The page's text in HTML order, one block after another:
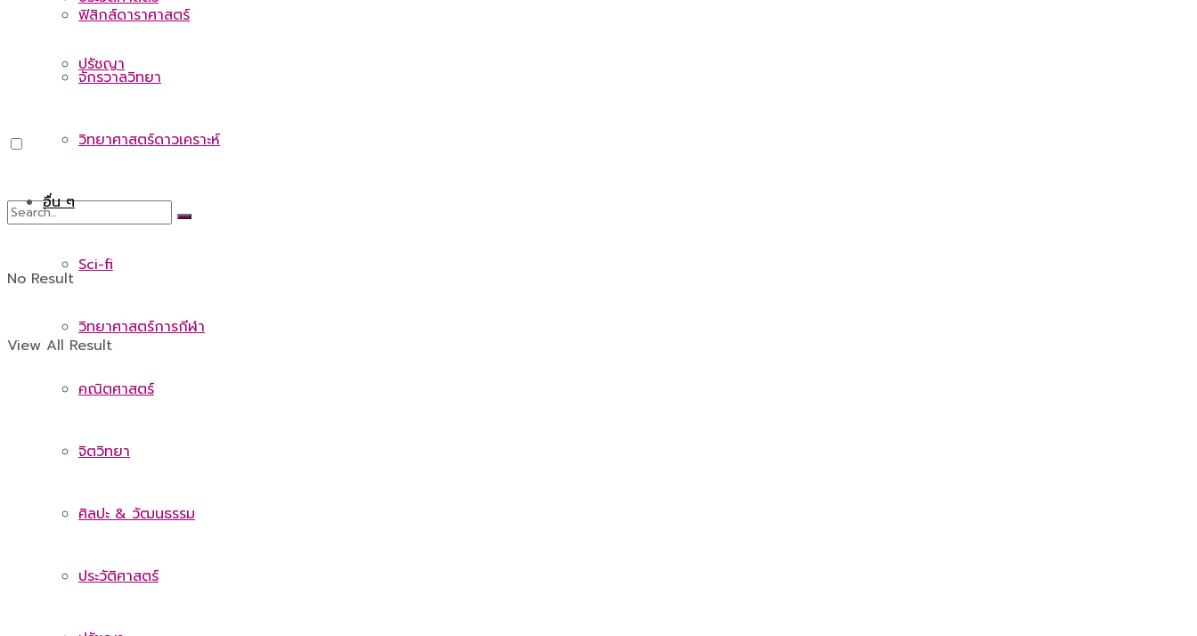
ปรัชญา
No Result
View All Result
ฟิสิกส์ดาราศาสตร์
จักรวาลวิทยา
วิทยาศาสตร์ดาวเคราะห์
อื่น ๆ
Sci-fi
วิทยาศาสตร์การกีฬา
คณิตศาสตร์
จิตวิทยา
ศิลปะ & วัฒนธรรม
ประวัติศาสตร์